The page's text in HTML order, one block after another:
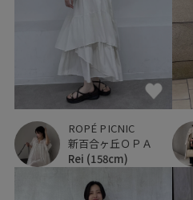
ROPÉ PICNIC
新百合ヶ丘ＯＰＡ
Rei (158cm)